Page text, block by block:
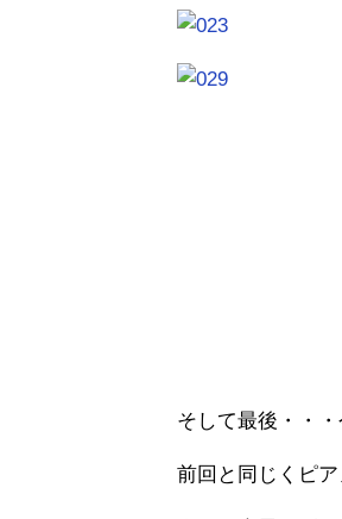
そして最後・・
前回と同じくピ